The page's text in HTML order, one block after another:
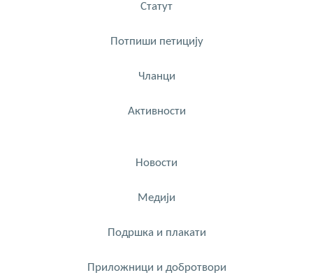
Статут
Потпиши петицију
Чланци
Активности
Новости
Медији
Подршка и плакати
Приложници и добротвори